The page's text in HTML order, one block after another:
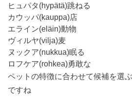
ヒュパタ(hypätä)跳ねる
カウッパ(kauppa)店
エライン(eläin)動物
ヴィルヤ(vilja)麦
ヌックア(nukkua)眠る
ロフケア(rohkea)勇敢な
ペットの特徴に合わせて候補を選
ですね